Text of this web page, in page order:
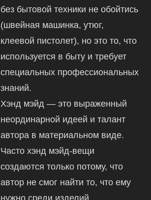
без бытовой техники не обойтись
(швейная машинка, утюг,
клеевой пистолет), но это то, что
используется в быту и требует
специальных профессиональных
знаний.
Хэнд мэйд — это выраженный
неординарной идеей и талант
автора в материальном виде.
Часто хэнд мэйд-вещи
создаются только потому, что
автор не смог найти то, что ему
нужно среди изделий,